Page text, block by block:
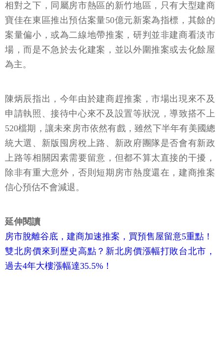
相對之下，同屬房市熱區的新竹地區，只有大型建商
寶佳在東區推出預估案量50億元新案為指標，其餘的
案量偏小，或為二線地帶推案，研判並非建商看淡市
場，而是不急於去化建案，並以外圍推案或去化餘屋
為主。
陳炳辰指出，今年由於建商趕推案，市場出現來不及
申請執照、接待中心來不及設置等狀況，導致搭不上
520檔期，讓未來房市依然有戲，雖然下半年有美國總
統大選、新版囤房稅上路、新政府團隊是否會有新政
上路等相關因素需要留意，但都不算太直接的干擾，
除非有重大意外，否則短期房市熱度還在，建商推案
信心預估不會減退。
延伸閱讀
房市脫離谷底，建商加速推案，買預售屋留意5重點！
雙北房價來到歷史高點？新北房價漲幅打敗台北市，
過去4年大樓漲幅達35.5%！